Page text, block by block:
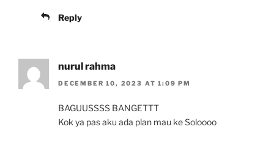
Reply
nurul rahma
DECEMBER 10, 2023 AT 1:09 PM
BAGUUSSSS BANGETTT
Kok ya pas aku ada plan mau ke Soloooo